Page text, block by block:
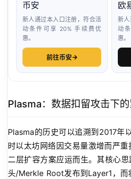
币安
新人通过本入口注册，符合活
动条件可享 20% 手续费优
惠。
前往币安→
欧
新
动
惠。
Plasma：数据扣留攻击下的
Plasma的历史可以追溯到2017年
时以太坊网络因交易量激增而严
二层扩容方案应运而生。其核心
头/Merkle Root发布到Layer1，而